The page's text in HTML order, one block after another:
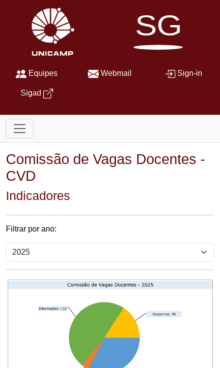
SG
Equipes Webmail Sign-in
Sigad
Comissão de Vagas Docentes -
CVD
Indicadores
Filtrar por ano: